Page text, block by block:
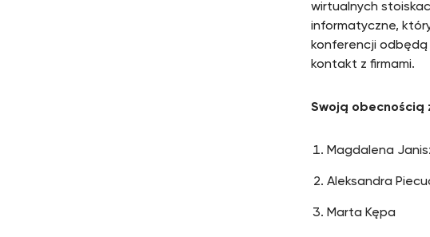
wirtualnych
informatyczne,
konferencji odbędą
kontakt z firmami.
Swoją obecnością
Magdalena
Aleksandra
Marta Kępa